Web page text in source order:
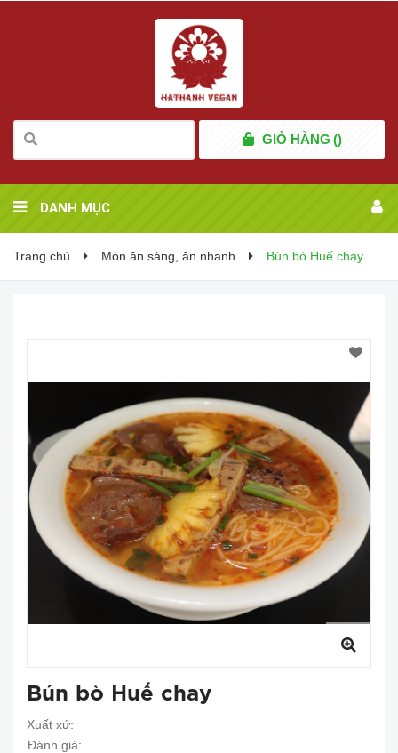
GIỎ HÀNG ()
DANH MỤC
Trang chủ Món ăn sáng, ăn nhanh Bún bò Huế chay
Bún bò Huế chay
Xuất xứ:
Đánh giá: